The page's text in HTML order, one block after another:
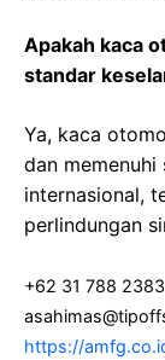
Apakah kaca
standar
Ya, kaca
dan memenuhi
internasional,
perlindungan
+62 31 788 2383
https://